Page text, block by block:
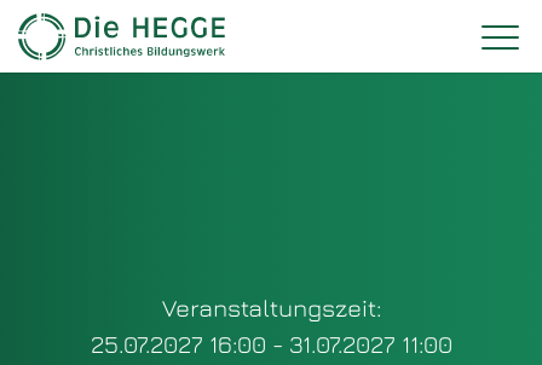
Veranstaltungszeit:
25.07.2027 16:00 - 31.07.2027 11:00